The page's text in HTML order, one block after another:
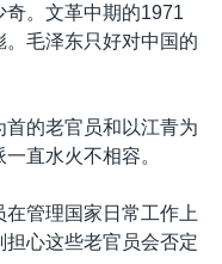
。文革中期的1971
毛泽东只好对中国的
的老官员和以江青为
直水火不相容。
管理国家日常工作上
心这些老官员会否定